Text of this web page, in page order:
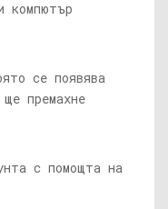
се появява
премахне
с помощта на